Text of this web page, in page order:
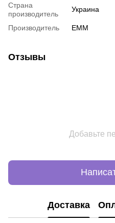
Страна
производитель
Украина
Производитель ЕММ
Отзывы
Добавьте
Доставка